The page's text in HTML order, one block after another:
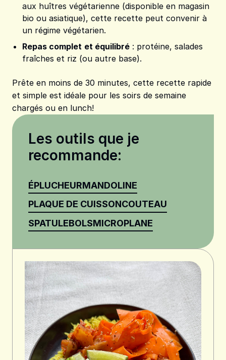
aux huîtres végétarienne (disponible en magasin
bio ou asiatique), cette recette peut convenir à
un régime végétarien.
Repas complet et équilibré : protéine, salades
fraîches et riz (ou autre base).
Prête en moins de 30 minutes, cette recette rapide
et simple est idéale pour les soirs de semaine
chargés ou en lunch!
Les outils que je
recommande:
ÉPLUCHEURMANDOLINE
PLAQUE DE CUISSONCOUTEAU
SPATULEBOLSMICROPLANE